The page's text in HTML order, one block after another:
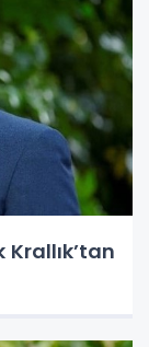
Krallık’tan